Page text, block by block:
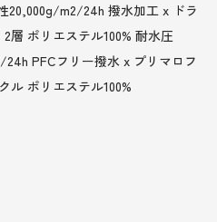
20,000g/m2/24h 撥水加工 x ドラ
層 ポリエステル100% 耐水圧
PFCフリー撥水 x プリマロフ
ル ポリエステル100%